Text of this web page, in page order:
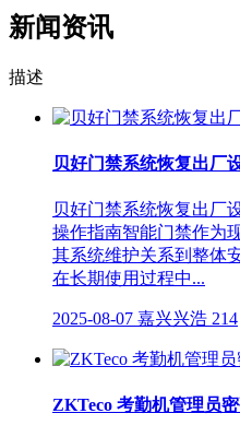
新闻资讯
描述
贝好门禁系统恢复出厂
贝好门禁系统恢复出厂
操作指南智能门禁作为
其系统维护关系到整体
在长期使用过程中...
2025-08-07 嘉兴兴浩 214
ZKTeco 考勤机管理员